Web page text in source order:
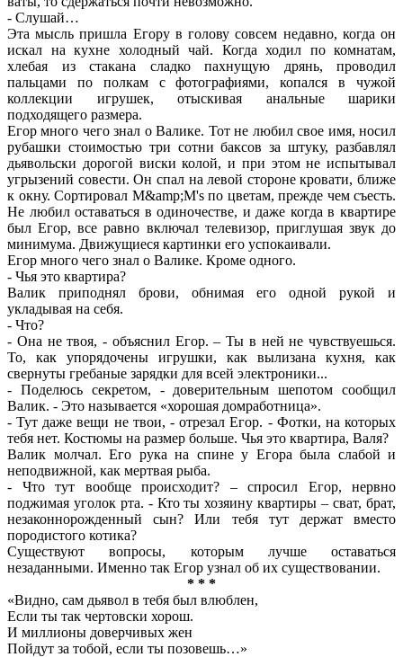
- Слушай…
Эта мысль пришла Егору в голову совсем недавно, когда он
искал на кухне холодный чай. Когда ходил по комнатам,
хлебая из стакана сладко пахнущую дрянь, проводил
пальцами по полкам с фотографиями, копался в чужой
коллекции игрушек, отыскивая анальные шарики
подходящего размера.
Егор много чего знал о Валике. Тот не любил свое имя, носил
рубашки стоимостью три сотни баксов за штуку, разбавлял
дьявольски дорогой виски колой, и при этом не испытывал
угрызений совести. Он спал на левой стороне кровати, ближе
к окну. Сортировал M&amp;M's по цветам, прежде чем съесть.
Не любил оставаться в одиночестве, и даже когда в квартире
был Егор, все равно включал телевизор, приглушая звук до
минимума. Движущиеся картинки его успокаивали.
Егор много чего знал о Валике. Кроме одного.
- Чья это квартира?
Валик приподнял брови, обнимая его одной рукой и
укладывая на себя.
- Что?
- Она не твоя, - объяснил Егор. – Ты в ней не чувствуешься.
То, как упорядочены игрушки, как вылизана кухня, как
свернуты гребаные зарядки для всей электроники...
- Поделюсь секретом, - доверительным шепотом сообщил
Валик. - Это называется «хорошая домработница».
- Тут даже вещи не твои, - отрезал Егор. - Фотки, на которых
тебя нет. Костюмы на размер больше. Чья это квартира, Валя?
Валик молчал. Его рука на спине у Егора была слабой и
неподвижной, как мертвая рыба.
- Что тут вообще происходит? – спросил Егор, нервно
поджимая уголок рта. - Кто ты хозяину квартиры – сват, брат,
незаконнорожденный сын? Или тебя тут держат вместо
породистого котика?
Существуют вопросы, которым лучше оставаться
незаданными. Именно так Егор узнал об их существовании.
* * *
«Видно, сам дьявол в тебя был влюблен,
Если ты так чертовски хорош.
И миллионы доверчивых жен
Пойдут за тобой, если ты позовешь…»